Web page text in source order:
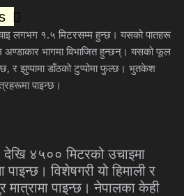
लगभग १.५ मिटरसम्म हुन्छ। यसको पातहरू
अण्डाकार भागमा विभाजित हुन्छन्। यसको फूल
, र झुप्पामा डाँठको टुप्पोमा फुल्छ। भुतकेश
पाइन्छ।
देखि ४५०० मिटरकोउचाइमा
पाइन्छ। विशेषगरीयोहिमालीर
मात्रामापाइन्छ। नेपालकाकेही